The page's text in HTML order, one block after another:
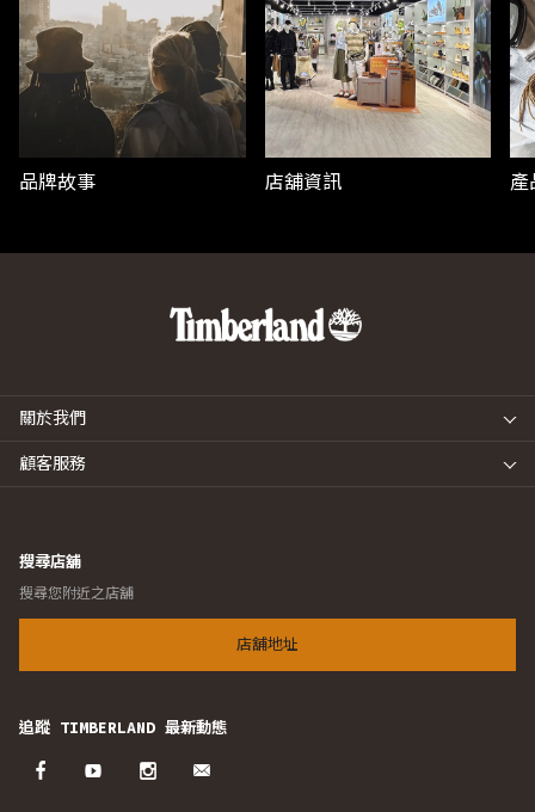
品牌故事 店舖資訊 產
關於我們
顧客服務
搜尋店舖
搜尋您附近之店舖
店舖地址
追蹤 TIMBERLAND 最新動態